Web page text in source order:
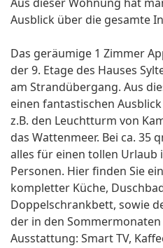
Ausblick über die gesamte
Das geräumige 1 Zimmer
der 9. Etage des Hauses
am Strandübergang. Aus
einen fantastischen
z.B. den Leuchtturm von
das Wattenmeer. Bei ca. 35
alles für einen tollen Urlaub
Personen. Hier finden Sie
kompletter Küche,
Doppelschrankbett, sowie
der in den
Ausstattung: Smart TV,